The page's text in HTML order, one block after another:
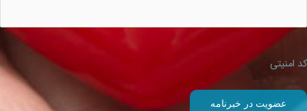
کد امنیتی